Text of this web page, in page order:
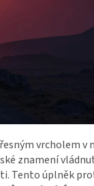
vrcholem v
znamení
Tento úplněk